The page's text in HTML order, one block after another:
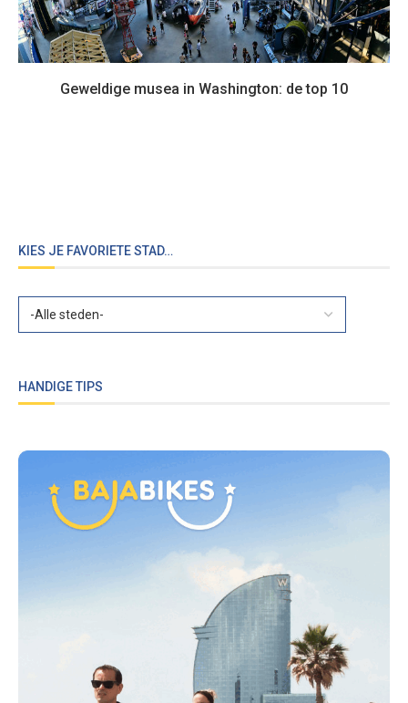
Geweldige musea in Washington: de top 10
KIES JE FAVORIETE STAD…
HANDIGE TIPS